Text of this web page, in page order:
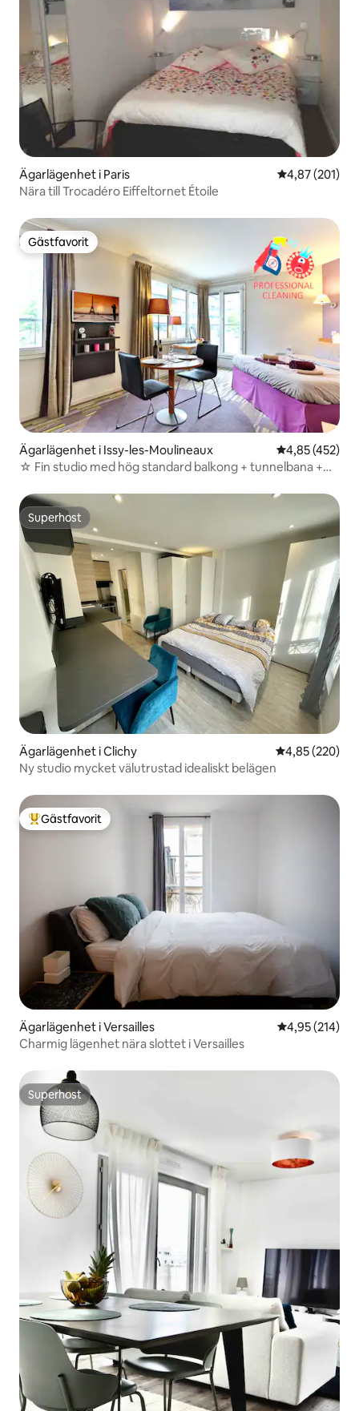
Ägarlägenhet i Paris 4,87 av 5 i
4,87 (201)
Nära till Trocadéro Eiffeltornet Étoile
Gästfavorit
Gästfavorit
Ägarlägenhet i Issy-les-Moulineaux 4,85 av 5 i
4,85 (452)
☆ Fin studio med hög standard balkong + tunnelbana +
Superhost
Superhost
Ägarlägenhet i Clichy 4,85 av 5 i
4,85 (220)
Ny studio mycket välutrustad idealiskt belägen
Populär gästfavorit
Gästfavorit
Ägarlägenhet i Versailles 4,95 av 5 i
4,95 (214)
Charmig lägenhet nära slottet i Versailles
Superhost
Superhost